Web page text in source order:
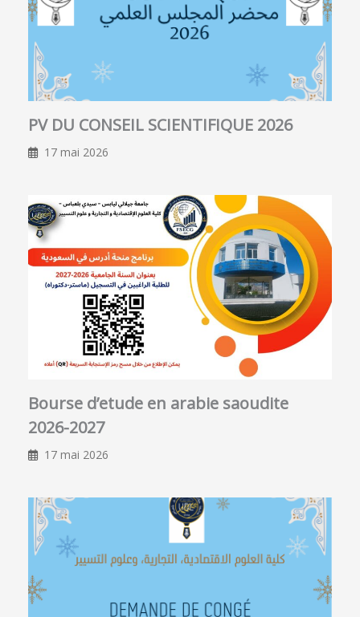
PV DU CONSEIL SCIENTIFIQUE 2026
17 mai 2026
Bourse d’etude en arabie saoudite
2026-2027
17 mai 2026